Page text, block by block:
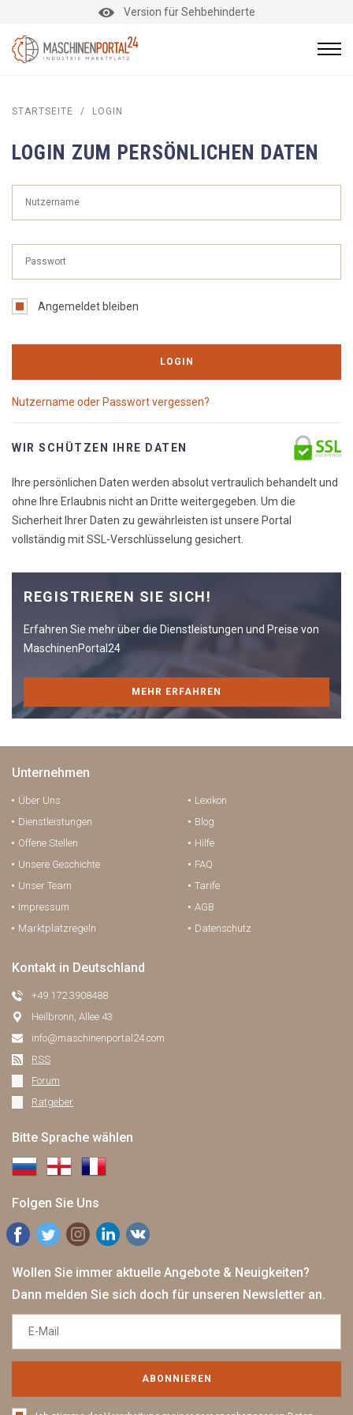
Version für Sehbehinderte
STARTSEITE / LOGIN
LOGIN ZUM PERSÖNLICHEN DATEN
Angemeldet bleiben
LOGIN
Nutzername oder Passwort vergessen?
WIR SCHÜTZEN IHRE DATEN
Ihre persönlichen Daten werden absolut vertraulich behandelt und
ohne Ihre Erlaubnis nicht an Dritte weitergegeben. Um die
Sicherheit Ihrer Daten zu gewährleisten ist unsere Portal
vollständig mit SSL-Verschlüsselung gesichert.
REGISTRIEREN SIE SICH!
Erfahren Sie mehr über die Dienstleistungen und Preise von
MaschinenPortal24
MEHR ERFAHREN
Unternehmen
Über Uns
Dienstleistungen
Offene Stellen
Unsere Geschichte
Unser Team
Impressum
Marktplatzregeln
Lexikon
Blog
Hilfe
FAQ
Tarife
AGB
Datenschutz
Kontakt in Deutschland
+49 172 3908488
Heilbronn, Allee 43
info@maschinenportal24.сom
RSS
Forum
Ratgeber
Bitte Sprache wählen
Folgen Sie Uns
Wollen Sie immer aktuelle Angebote & Neuigkeiten?
Dann melden Sie sich doch für unseren Newsletter an.
ABONNIEREN